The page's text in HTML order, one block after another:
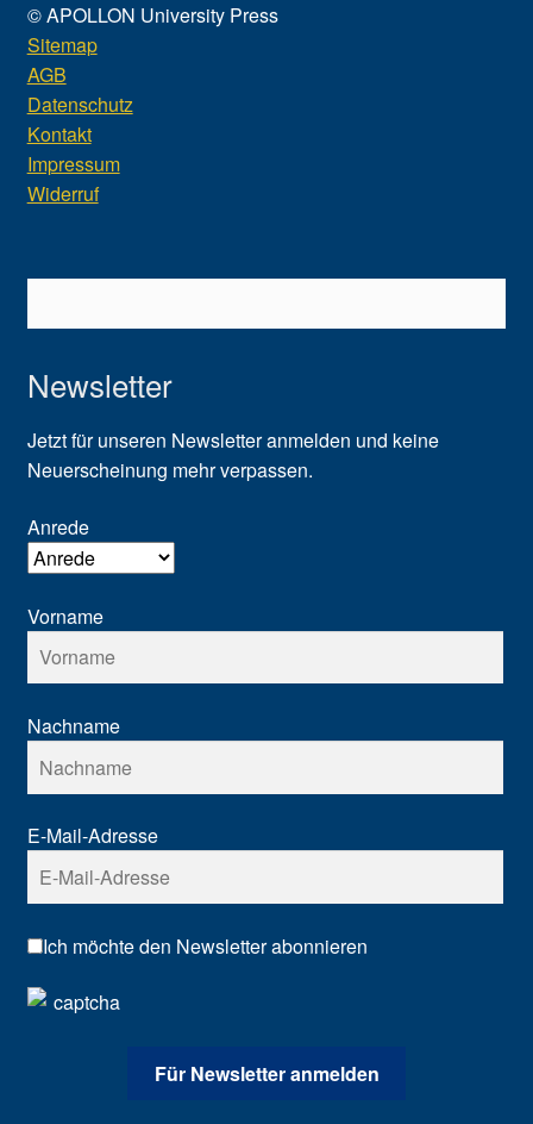
© APOLLON University Press
Sitemap
AGB
Datenschutz
Kontakt
Impressum
Widerruf
Newsletter
Jetzt für unseren Newsletter anmelden und keine
Neuerscheinung mehr verpassen.
Anrede
Vorname
Nachname
E-Mail-Adresse
Ich möchte den Newsletter abonnieren